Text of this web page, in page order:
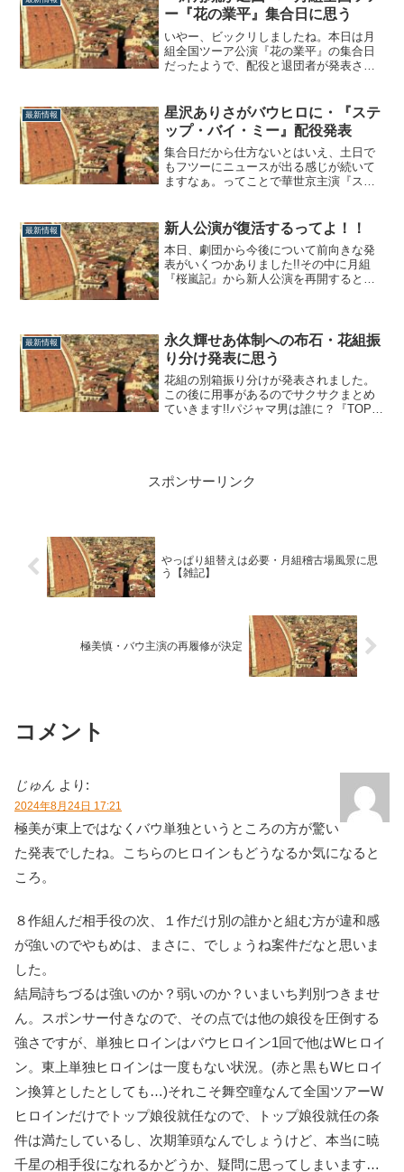
なるスーパー御曹司こと華世京、2番手格
は103期生のスーパー別格候補の聖海由侑
であるこ...
ー『花の業平』集合日に思う
いやー、ビックリしましたね。本日は月
組全国ツーア公演『花の業平』の集合日
だったようで、配役と退団者が発表され
ビックリですよね、と言いたいところな
のですが、「あー…」と妙に納得してし
まった、というのも正直なところ。彼女
は1...
最新情報
星沢ありさがバウヒロに・『ステ
ップ・バイ・ミー』配役発表
集合日だから仕方ないとはいえ、土日で
もフツーにニュースが出る感じが続いて
ますなぁ。ってことで華世京主演『ステ
星沢ありさがバウヒロに!!さて、最も注目
だったバウヒロインは、108期生の星沢あ
りさに決定したっぽい。「っぽい」とい
う...
最新情報 新人公演が復活するってよ！！
本日、劇団から今後について前向きな発
表がいくつかありました!!その中に月組
『桜嵐記』から新人公演を再開するとの
記』から新人公演が復活。②月組『桜嵐
記』、宙組『シャーロック・ホーム
ズ』...
最新情報
永久輝せあ体制への布石・花組振
り分け発表に思う
花組の別箱振り分けが発表されました。
この後に用事があるのでサクサクまとめ
ていきます!!パジャマ男は誰に？『TOP
べディーニが誰か、でしょう。大方...
スポンサーリンク
やっぱり組替えは必要・月組稽古場風景に思
う【雑記】
極美慎・バウ主演の再履修が決定
コメント
じゅん より:
2024年8月24日 17:21
極美が東上ではなくバウ単独というところの方が驚い
た発表でしたね。こちらのヒロインもどうなるか気になると
ころ。
８作組んだ相手役の次、１作だけ別の誰かと組む方が違和感
が強いのでやもめは、まさに、でしょうね案件だなと思いま
した。
結局詩ちづるは強いのか？弱いのか？いまいち判別つきませ
ん。スポンサー付きなので、その点では他の娘役を圧倒する
強さですが、単独ヒロインはバウヒロイン1回で他はWヒロイ
ン。東上単独ヒロインは一度もない状況。(赤と黒もWヒロイ
ン換算としたとしても…)それこそ舞空瞳なんて全国ツアーW
ヒロインだけでトップ娘役就任なので、トップ娘役就任の条
件は満たしているし、次期筆頭なんでしょうけど、本当に暁
千星の相手役になれるかどうか、疑問に思ってしまいます…